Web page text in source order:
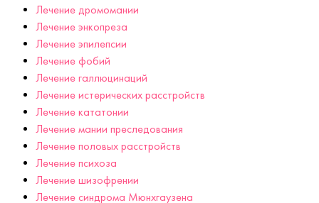
Лечение дромомании
Лечение энкопреза
Лечение эпилепсии
Лечение фобий
Лечение галлюцинаций
Лечение истерических расстройств
Лечение кататонии
Лечение мании преследования
Лечение половых расстройств
Лечение психоза
Лечение шизофрении
Лечение синдрома Мюнхгаузена